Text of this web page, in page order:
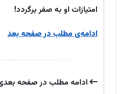
امتیازات او به صفر برگردد!
ادامه‌ی مطلب در صفحه بعد
ادامه‌ مطلب در صفحه‌